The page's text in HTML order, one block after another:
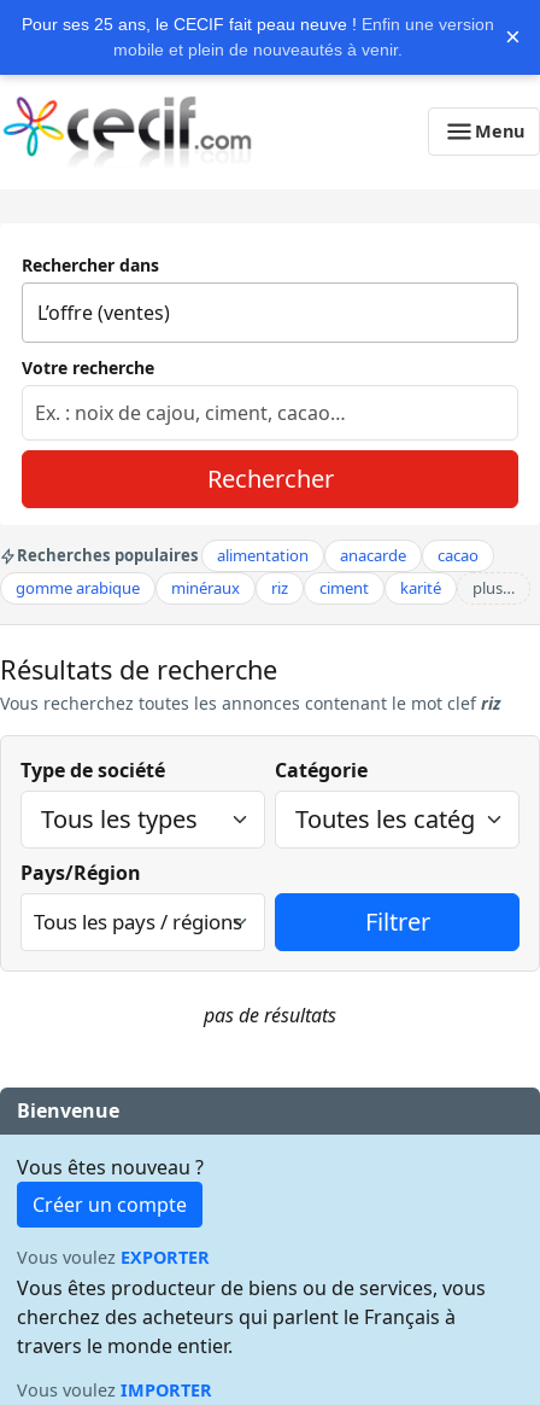
Pour ses 25 ans, le CECIF fait peau neuve ! Enfin une version
mobile et plein de nouveautés à venir.
×
Menu
Rechercher dans
Votre recherche
Rechercher
Recherches populaires alimentation anacarde
cacao
gomme arabique
minéraux riz ciment karité plus…
Résultats de recherche
Vous recherchez toutes les annonces contenant le mot clefriz
Type de société Catégorie
Pays/Région
pas de résultats
Bienvenue
Vous êtes nouveau ?
Créer un compte
Vous voulez EXPORTER
Vous êtes producteur de biens ou de services, vous
cherchez des acheteurs qui parlent le Français à
travers le monde entier.
Vous voulezIMPORTER